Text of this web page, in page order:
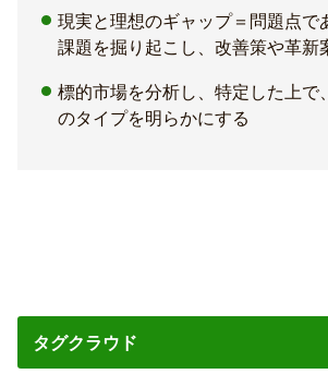
現実と理想のギャップ＝問題点で
課題を掘り起こし、改善策や革新
標的市場を分析し、特定した上で
のタイプを明らかにする
タグクラウド